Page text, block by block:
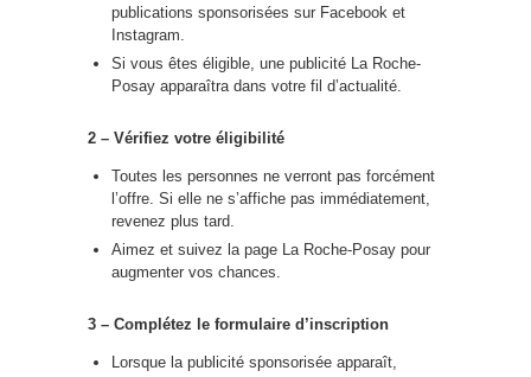
publications sponsorisées sur Facebook et
Instagram.
Si vous êtes éligible, une publicité La Roche-
Posay apparaîtra dans votre fil d’actualité.
2 – Vérifiez votre éligibilité
Toutes les personnes ne verront pas forcément
l’offre. Si elle ne s’affiche pas immédiatement,
revenez plus tard.
Aimez et suivez la page La Roche-Posay pour
augmenter vos chances.
3 – Complétez le formulaire d’inscription
Lorsque la publicité sponsorisée apparaît,